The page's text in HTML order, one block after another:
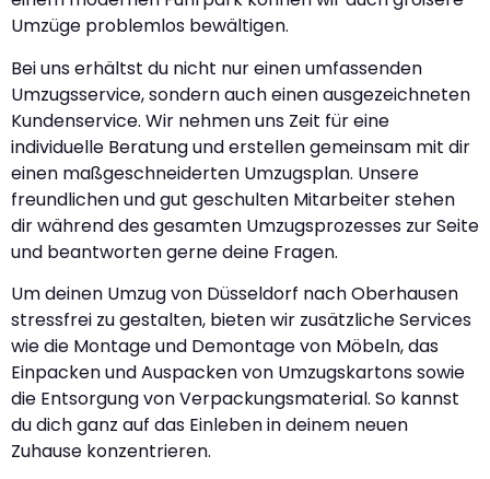
Umzüge problemlos bewältigen.
Bei uns erhältst du nicht nur einen umfassenden
Umzugsservice, sondern auch einen ausgezeichneten
Kundenservice. Wir nehmen uns Zeit für eine
individuelle Beratung und erstellen gemeinsam mit dir
einen maßgeschneiderten Umzugsplan. Unsere
freundlichen und gut geschulten Mitarbeiter stehen
dir während des gesamten Umzugsprozesses zur Seite
und beantworten gerne deine Fragen.
Um deinen Umzug von Düsseldorf nach Oberhausen
stressfrei zu gestalten, bieten wir zusätzliche Services
wie die Montage und Demontage von Möbeln, das
Einpacken und Auspacken von Umzugskartons sowie
die Entsorgung von Verpackungsmaterial. So kannst
du dich ganz auf das Einleben in deinem neuen
Zuhause konzentrieren.